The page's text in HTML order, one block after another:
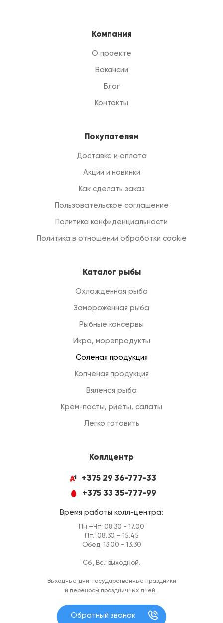
Компания
О проекте
Вакансии
Блог
Контакты
Покупателям
Доставка и оплата
Акции и новинки
Как сделать заказ
Пользовательское соглашение
Политика конфиденциальности
Политика в отношении обработки cookie
Каталог рыбы
Охлажденная рыба
Замороженная рыба
Рыбные консервы
Икра, морепродукты
Соленая продукция
Копченая продукция
Вяленая рыба
Крем-пасты, риеты, салаты
Легко готовить
Коллцентр
+375 29 36-777-33
+375 33 35-777-99
Время работы колл-центра:
Пн.–Чт: 08.30 - 17.00
Пт.: 08.30 – 15.45
Обед: 13.00 - 13.30
Сб., Вс.: выходной.
Выходные дни: государственные праздники
и переносы праздничных дней.
Обратный звонок